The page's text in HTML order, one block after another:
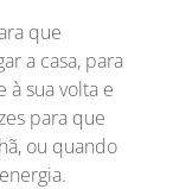
que
a casa, para
à sua volta e
para que
ou quando